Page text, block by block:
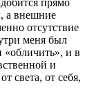
прямо
а внешние
отсутствие
меня был
«обличить», и в
и
света, от себя,